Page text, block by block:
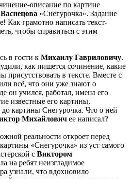
описание по картине
«Снегурочка». Задание
Как грамотно написать текст-
чтобы справиться с этим
в гости к Михаилу Гавриловичу.
как пишется сочинение, какие
присутствовать в тексте. Вместе с
всё, что они уже знают о
он учился, работал, имена его
известные его картины.
картины Снегурочка. Что о ней
Михайлович ее написал?
реальности откроет перед
«Снегурочка» из уст самого
с Виктором
на ребят неизгладимое
узнали, что вдохновило